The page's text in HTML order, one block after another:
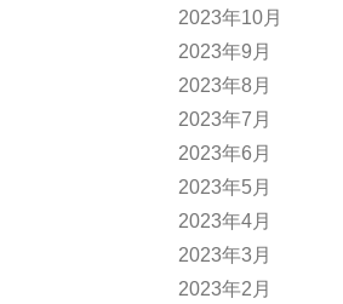
2023年10月
2023年9月
2023年8月
2023年7月
2023年6月
2023年5月
2023年4月
2023年3月
2023年2月